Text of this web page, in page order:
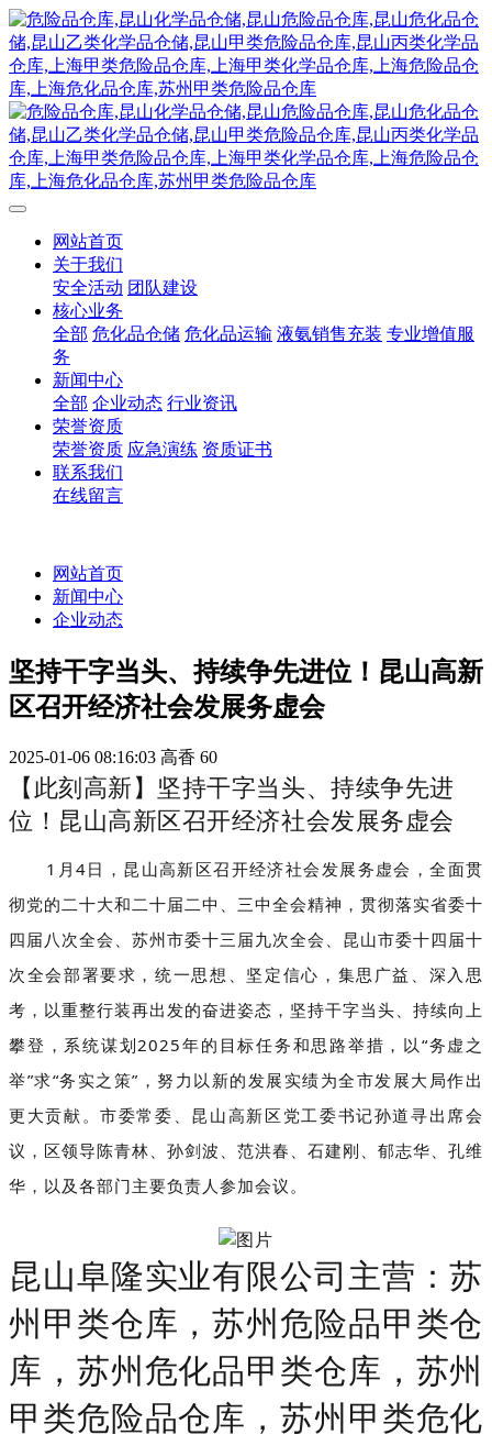
网站首页
关于我们
安全活动 团队建设
核心业务
全部 危化品仓储 危化品运输 液氨销售充装 专业增值服
务
新闻中心
全部 企业动态 行业资讯
荣誉资质
荣誉资质 应急演练 资质证书
联系我们
在线留言
网站首页
新闻中心
企业动态
坚持干字当头、持续争先进位！昆山高新
区召开经济社会发展务虚会
2025-01-06 08:16:03 高香 60
【此刻高新】坚持干字当头、持续争先进
位！昆山高新区召开经济社会发展务虚会
1月4日，昆山高新区召开经济社会发展务虚会，全面贯
彻党的二十大和二十届二中、三中全会精神，贯彻落实省委十
四届八次全会、苏州市委十三届九次全会、昆山市委十四届十
次全会部署要求，统一思想、坚定信心，集思广益、深入思
考，以重整行装再出发的奋进姿态，坚持干字当头、持续向上
攀登，系统谋划2025年的目标任务和思路举措，以“务虚之
举”求“务实之策”，努力以新的发展实绩为全市发展大局作出
更大贡献。市委常委、昆山高新区党工委书记孙道寻出席会
议，区领导陈青林、孙剑波、范洪春、石建刚、郁志华、孔维
华，以及各部门主要负责人参加会议。
昆山阜隆实业有限公司主营：苏
州甲类仓库，苏州危险品甲类仓
库，苏州危化品甲类仓库，苏州
甲类危险品仓库，苏州甲类危化